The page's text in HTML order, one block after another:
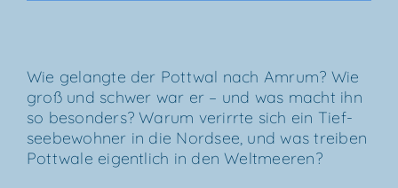
Wie gelang­te der Pott­wal nach Amrum? Wie
groß und schwer war er – und was macht ihn
so beson­ders? War­um ver­irr­te sich ein Tief­
see­be­woh­ner in die Nord­see, und was trei­ben
Pott­wa­le eigent­lich in den Weltmeeren?